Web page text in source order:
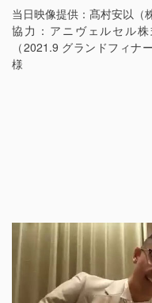
当日映像提供：髙村安以（
協力：アニヴェルセル
（2021.9 グランドフィナ
様